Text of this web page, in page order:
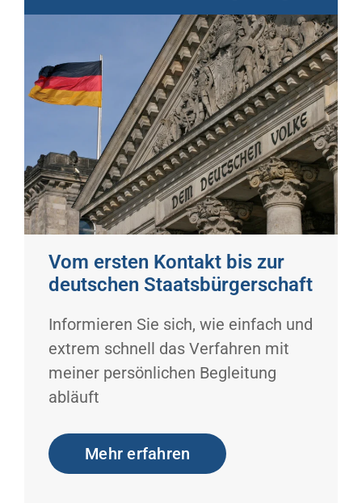
Vom ersten Kontakt bis zur
deutschen Staatsbürgerschaft
Informieren Sie sich, wie einfach und
extrem schnell das Verfahren mit
meiner persönlichen Begleitung
abläuft
Mehr erfahren